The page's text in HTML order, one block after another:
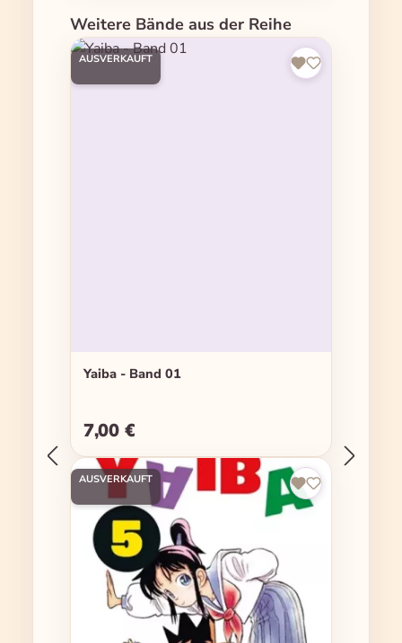
Produktgalerie überspringen
Weitere Bände aus der Reihe
AUSVERKAUFT
Yaiba - Band 01
Regulärer Preis:
7,00 €
AUSVERKAUFT